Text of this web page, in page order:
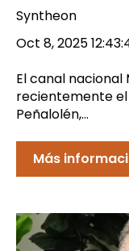
Syntheon
Oct 8, 2025
El canal
recientemente el
Peñalolén,...
Más